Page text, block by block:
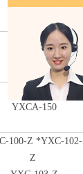
*YXC-102
YXC-103
YXC-150
*YXC-153
YXCA-150
100-Z *YXC-102-
Z